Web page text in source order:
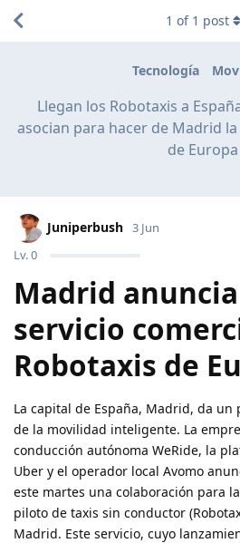
Tecnología
Llegan los Robotaxis a
asocian para hacer de Madrid
de Europa
1 of 1 post
Juniperbush
Lv.0
3 Jun
Madrid
servicio
Robotaxis de
La capital de España, Madrid, da un
de la movilidad inteligente. La
conducción autónoma WeRide, la
Uber y el operador local Avomo
este martes una colaboración para
piloto de taxis sin conductor
Madrid. Este servicio, cuyo